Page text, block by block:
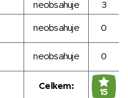
neobsahuje
3
neobsahuje 0
neobsahuje 0
Celkem:
15